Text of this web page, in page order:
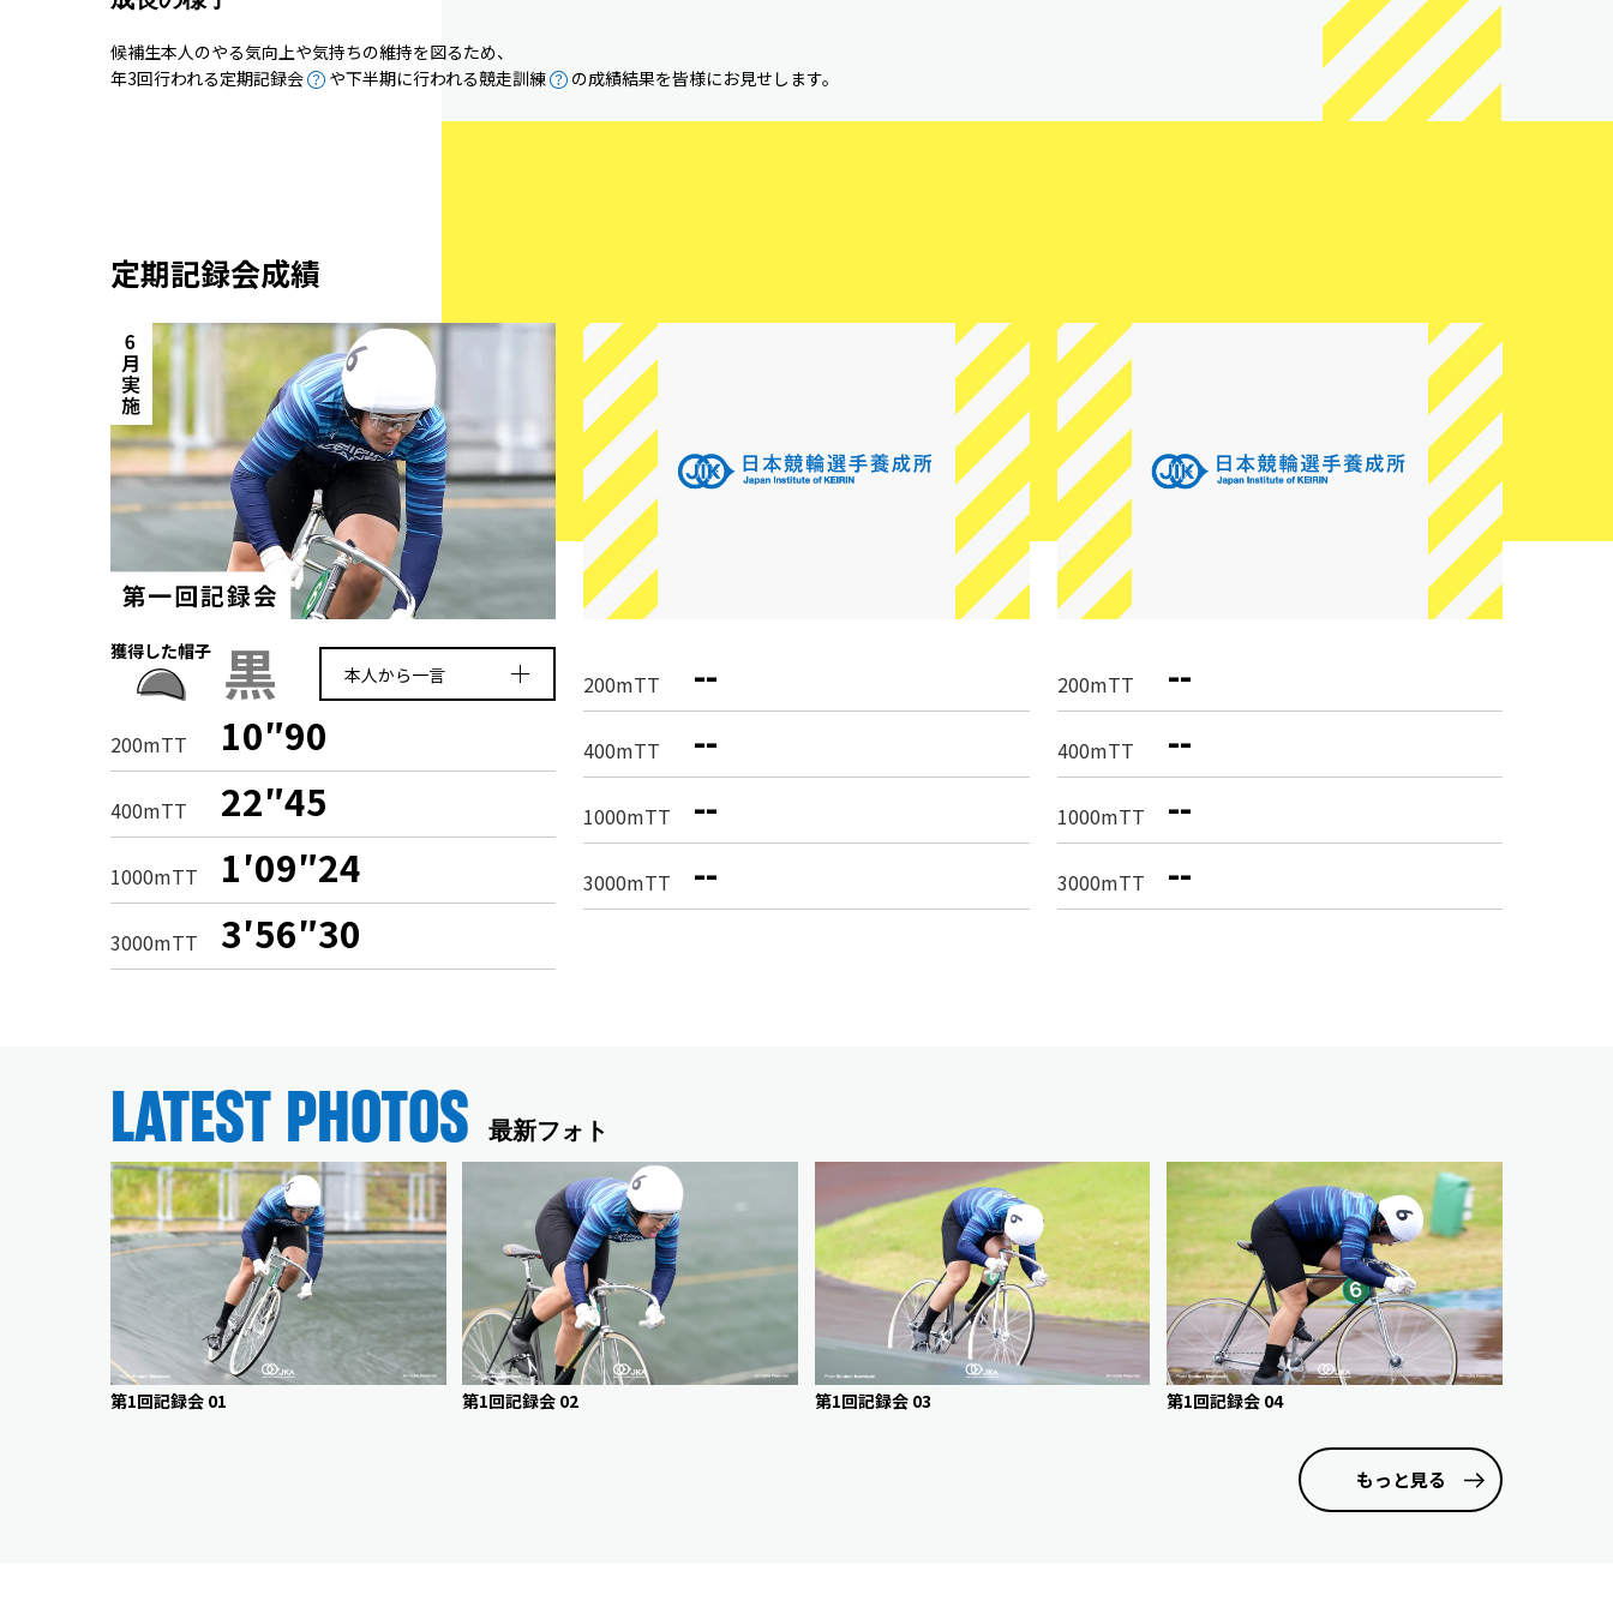
候補生本人のやる気向上や気持ちの維持を図るため、
年3回行われる定期記録会
や下半期に行われる競走訓練 の成績結果を皆様にお見せします。
定期記録会成績
獲得した帽子 黒 本人から一言
200mTT 10″90
400mTT 22″45
1000mTT 1′09″24
3000mTT 3′56″30
200mTT --
400mTT --
1000mTT --
3000mTT --
200mTT --
400mTT --
1000mTT --
3000mTT --
LATEST PHOTOS 最新フォト
第1回記録会 01 第1回記録会 02 第1回記録会 03 第1回記録会 04
もっと見る